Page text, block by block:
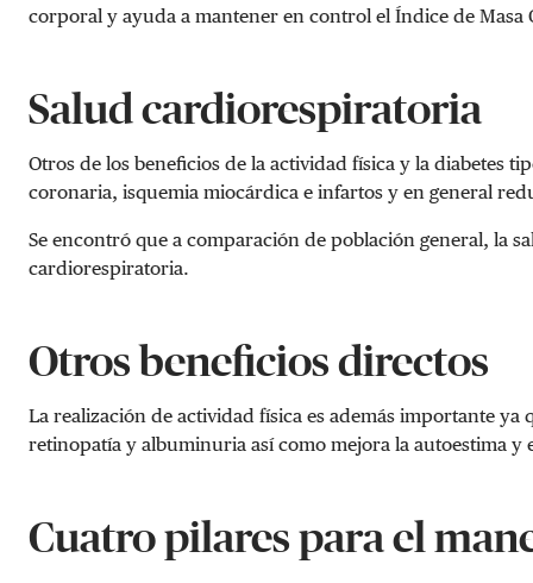
corporal y ayuda a mantener en control el Índice de
Salud cardiorespiratoria
Otros de los beneficios de la actividad física y la diabetes
coronaria, isquemia miocárdica e infartos y en general
Se encontró que a comparación de población general, la
cardiorespiratoria.
Otros beneficios directos
La realización de actividad física es además importante
retinopatía y albuminuria así como mejora la autoestima y
Cuatro pilares para el